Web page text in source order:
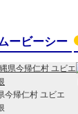
ービーシー
今帰仁村 ユビエ